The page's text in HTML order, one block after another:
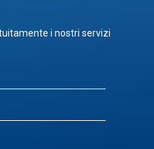
i nostri servizi